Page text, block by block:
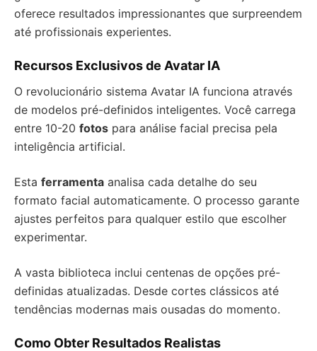
oferece resultados impressionantes que surpreendem
até profissionais experientes.
Recursos Exclusivos de Avatar IA
O revolucionário sistema Avatar IA funciona através
de modelos pré-definidos inteligentes. Você carrega
entre 10-20 fotos para análise facial precisa pela
inteligência artificial.
Esta ferramenta analisa cada detalhe do seu
formato facial automaticamente. O processo garante
ajustes perfeitos para qualquer estilo que escolher
experimentar.
A vasta biblioteca inclui centenas de opções pré-
definidas atualizadas. Desde cortes clássicos até
tendências modernas mais ousadas do momento.
Como Obter Resultados Realistas